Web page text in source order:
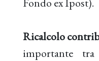
Ricalcolo
importante